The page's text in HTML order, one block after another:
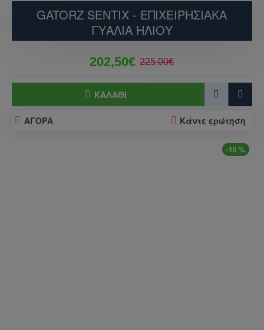
GATORZ SENTIX - ΕΠΙΧΕΙΡΗΣΙΑΚΆ
ΓΥΑΛΙΆ ΗΛΊΟΥ
202,50€ 225,00€
ΚΑΛΆΘΙ
ΑΓΟΡΑ Κάντε ερώτηση
-10 %